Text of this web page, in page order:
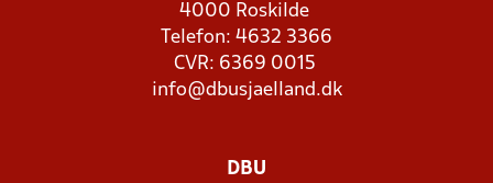
4000 Roskilde
Telefon: 4632 3366
CVR: 6369 0015
info@dbusjaelland.dk
DBU